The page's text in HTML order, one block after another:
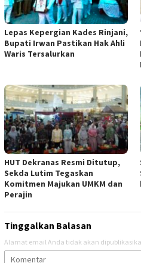
Lepas Kepergian Kades Rinjani,
Bupati Irwan Pastikan Hak Ahli
Waris Tersalurkan
HUT Dekranas Resmi Ditutup,
Sekda Lutim Tegaskan
Komitmen Majukan UMKM dan
Perajin
Tinggalkan Balasan
Alamat email Anda tidak akan